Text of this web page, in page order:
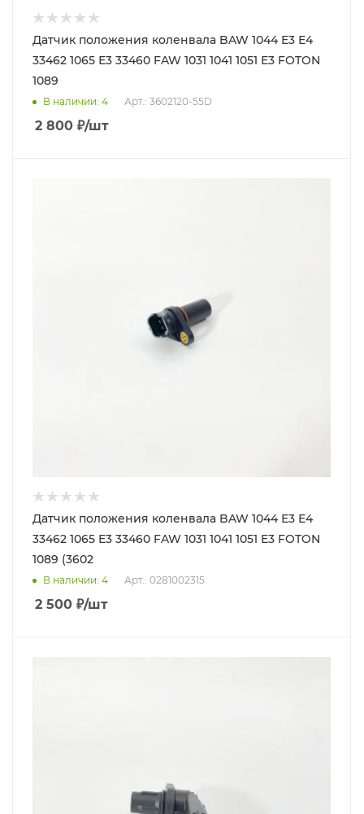
Датчик положения коленвала BAW 1044 Е3 Е4
33462 1065 Е3 33460 FAW 1031 1041 1051 Е3 FOTON
1089
В наличии: 4 Арт.: 3602120-55D
2 800 ₽/шт
Датчик положения коленвала BAW 1044 Е3 Е4
33462 1065 Е3 33460 FAW 1031 1041 1051 Е3 FOTON
1089 (3602
В наличии: 4 Арт.: 0281002315
2 500 ₽/шт